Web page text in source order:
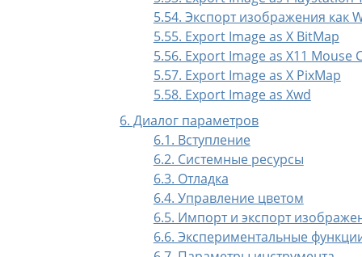
5.54. Экспорт изображения как
5.55. Export Image as X BitMap
5.56. Export Image as X11 Mouse
5.57. Export Image as X PixMap
5.58. Export Image as Xwd
6. Диалог параметров
6.1. Вступление
6.2. Системные ресурсы
6.3. Отладка
6.4. Управление цветом
6.5. Импорт и экспорт
6.6. Экспериментальные